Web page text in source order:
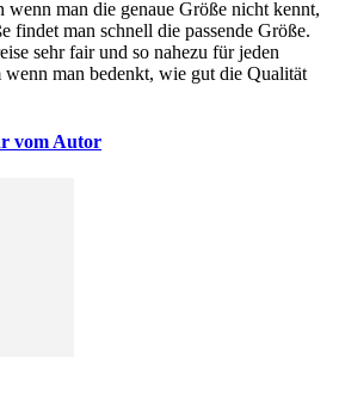
wenn man die genaue Größe nicht kennt,
findet man schnell die passende Größe.
sehr fair und so nahezu für jeden
man bedenkt, wie gut die Qualität
vom Autor